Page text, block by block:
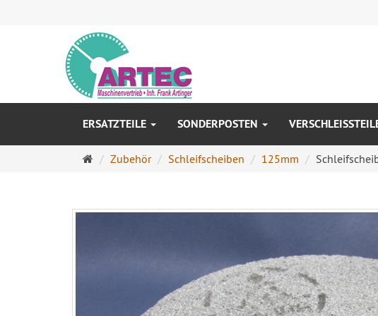
ERSATZTEILE SONDERPOSTEN
Startseite
Zubehör Schleifscheiben 125mm